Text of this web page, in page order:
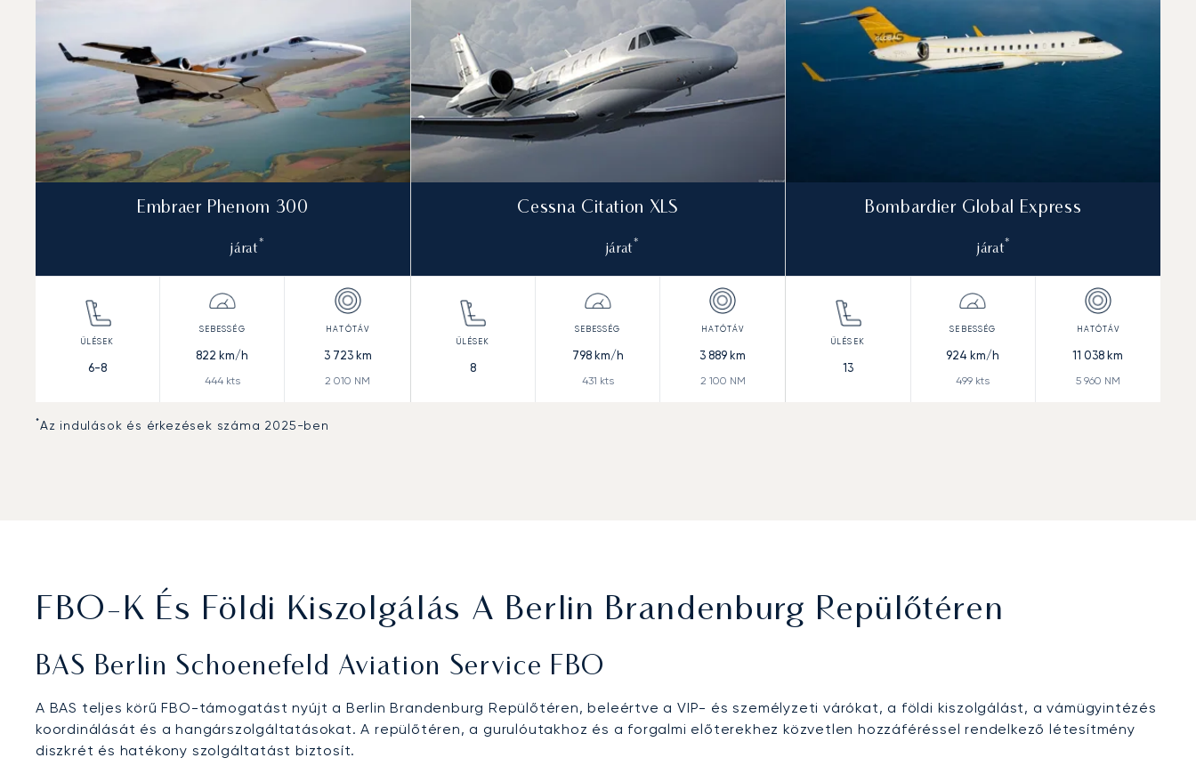
Embraer Phenom 300
járat *
6-8
822 km/h
444kts
3 723km
2 010 NM
Cessna Citation XLS
járat *
8
798km/h
431 kts
3 889 km
2 100 NM
Bombardier Global Express
járat*
13
924 km/h
499 kts
11 038 km
5 960 NM
*Az indulások és érkezések száma 2025-ben
FBO-K És Földi Kiszolgálás A Berlin Brandenburg Repülőtéren
BAS Berlin Schoenefeld Aviation Service FBO
A BAS teljes körű FBO-támogatást nyújt a Berlin Brandenburg Repülőtéren, beleértve a VIP- és személyzeti várókat, a földi kiszolgálást, a vámügyintézés
koordinálását és a hangárszolgáltatásokat. A repülőtéren, a gurulóutakhoz és a forgalmi előterekhez közvetlen hozzáféréssel rendelkező létesítmény
diszkrét és hatékony szolgáltatást biztosít.